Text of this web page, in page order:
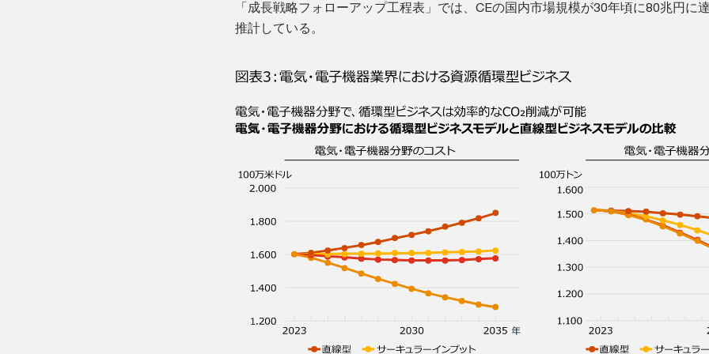
「成長戦略フォローアップ工程表」では、CEの国内市場規模が30年頃に80兆円に
推計している。